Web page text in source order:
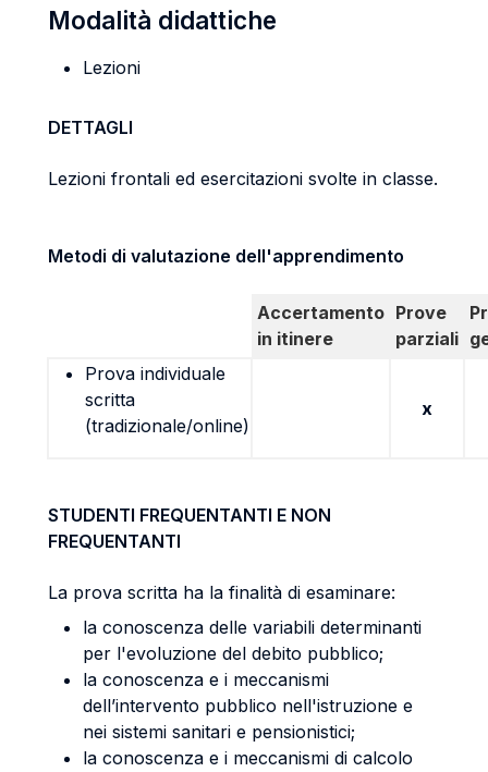
Modalità didattiche
Lezioni
DETTAGLI
Lezioni frontali ed esercitazioni svolte in classe.
Metodi di valutazione dell'apprendimento
Accertamento
in itinere
Prove
parziali
Prova individuale
scritta
(tradizionale/online)
x
STUDENTI FREQUENTANTI E NON
FREQUENTANTI
La prova scritta ha la finalità di esaminare:
la conoscenza delle variabili determinanti
per l'evoluzione del debito pubblico;
la conoscenza e i meccanismi
dell’intervento pubblico nell'istruzione e
nei sistemi sanitari e pensionistici;
la conoscenza e i meccanismi di calcolo